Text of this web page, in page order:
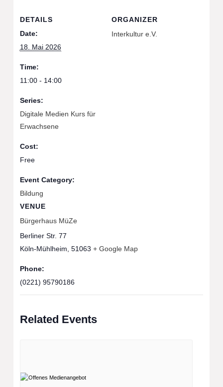
DETAILS
Date:
18. Mai 2026
Time:
11:00 - 14:00
Series:
Digitale Medien Kurs für
Erwachsene
Cost:
Free
Event Category:
Bildung
VENUE
Bürgerhaus MüZe
Berliner Str. 77
Köln-Mühlheim, 51063 + Google Map
Phone:
(0221) 95790186
ORGANIZER
Interkultur e.V.
Related Events